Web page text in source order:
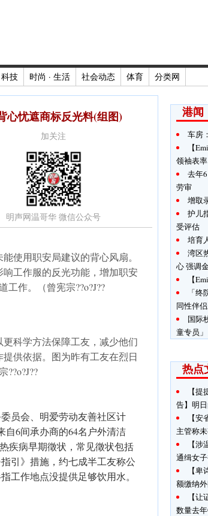
科技 时尚 · 生活 社会动态 体育 分类网
心忧遮商标反光料(组图)
加关注
明声网温哥华 微信公众号
使用职安局建议的背心风扇。
工作服的反光功能，增加职安
作。（曾宪宗??o?J??
科学方法保障工友，减少他们
供依据。图为昨有工友在烈日
员会、明爱劳动友善社区计
自6间承办商的64名户外清洁
疾病早期徵状，常见徵状包括
引》措施，约七成半工友称公
工作地点没提供足够饮用水。
港闻
车房
【
领袖表率
去年
劳审
增取
护儿
受评估
培育
湾区
心 强调
【
「
同性伴
国际
童专员
热点
【
告】明
【
主管称
【
通缉女
【
额缴纳
【
数量去